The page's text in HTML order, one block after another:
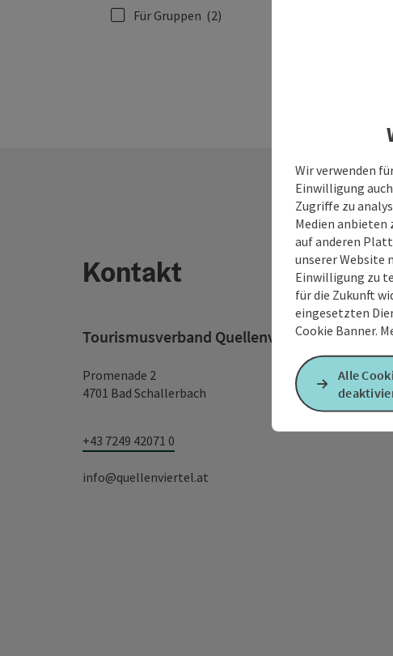
Für Gruppen (2)
Kontakt
Tourismusverband Quellenviertel
Promenade 2
4701 Bad Schallerbach
+43 7249 42071 0
info@quellenviertel.at
Wir verwenden
Einwilligung
Zugriffe zu
Medien anbieten
auf anderen
unserer Website
Einwilligung zu
für die Zukunft
eingesetzten
Cookie Banner.
Alle